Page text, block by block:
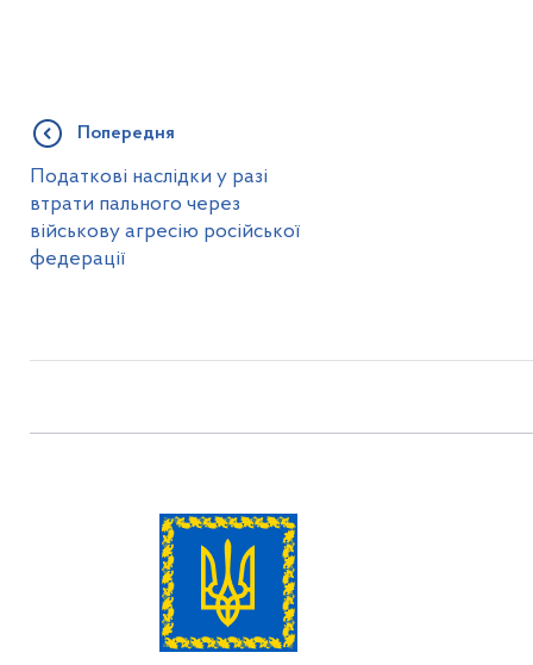
Попередня
Податкові наслідки у разі
втрати пального через
військову агресію російської
федерації